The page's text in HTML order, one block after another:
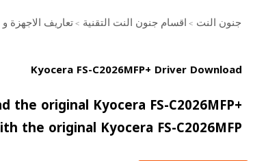
جنون النت > اقسام جنون النت التقنية > تعاريف الاجهزة
Kyocera FS-C2026MFP+ Driver Download
original Kyocera FS-C2026MFP+
original Kyocera FS-C2026MFP+